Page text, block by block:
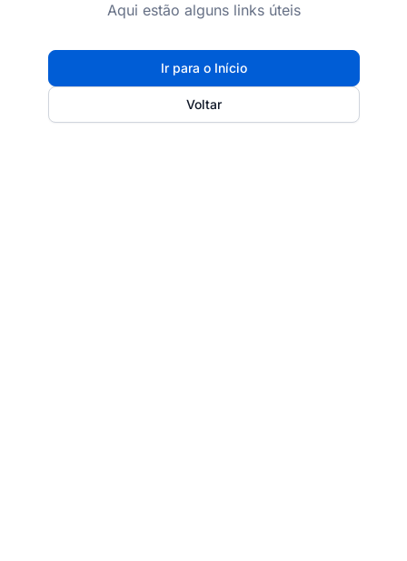
Aqui estão alguns links úteis
Ir para o Início
Voltar